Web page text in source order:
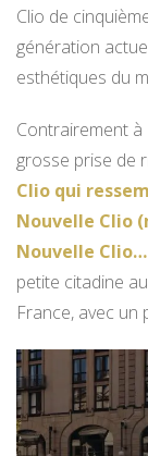
Clio de
génération
esthétiques du
Contrairement à
grosse prise de
Clio qui
Nouvelle Clio
Nouvelle
petite citadine
France, avec un